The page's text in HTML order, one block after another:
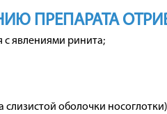
ПРЕПАРАТА
явлениями ринита;
оболочки